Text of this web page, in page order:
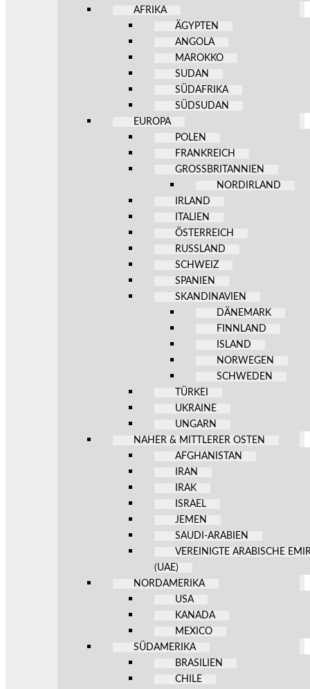
AFRIKA
ÄGYPTEN
ANGOLA
MAROKKO
SUDAN
SÜDAFRIKA
SÜDSUDAN
EUROPA
POLEN
FRANKREICH
GROSSBRITANNIEN
NORDIRLAND
IRLAND
ITALIEN
ÖSTERREICH
RUSSLAND
SCHWEIZ
SPANIEN
SKANDINAVIEN
DÄNEMARK
FINNLAND
ISLAND
NORWEGEN
SCHWEDEN
TÜRKEI
UKRAINE
UNGARN
NAHER & MITTLERER OSTEN
AFGHANISTAN
IRAN
IRAK
ISRAEL
JEMEN
SAUDI-ARABIEN
VEREINIGTE ARABISCHE
(UAE)
NORDAMERIKA
USA
KANADA
MEXICO
SÜDAMERIKA
BRASILIEN
CHILE